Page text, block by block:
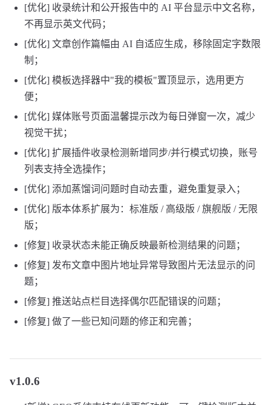
[优化] 收录统计和公开报告中的 AI 平台显示中文名称，
不再显示英文代码；
[优化] 文章创作篇幅由 AI 自适应生成，移除固定字数限
制；
[优化] 模板选择器中"我的模板"置顶显示，选用更方
便；
[优化] 媒体账号页面温馨提示改为每日弹窗一次，减少
视觉干扰；
[优化] 扩展插件收录检测新增同步/并行模式切换，账号
列表支持全选操作；
[优化] 添加蒸馏词问题时自动去重，避免重复录入；
[优化] 版本体系扩展为：标准版 / 高级版 / 旗舰版 / 无限
版；
[修复] 收录状态未能正确反映最新检测结果的问题；
[修复] 发布文章中图片地址异常导致图片无法显示的问
题；
[修复] 推送站点栏目选择偶尔匹配错误的问题；
[修复] 做了一些已知问题的修正和完善；
v1.0.6